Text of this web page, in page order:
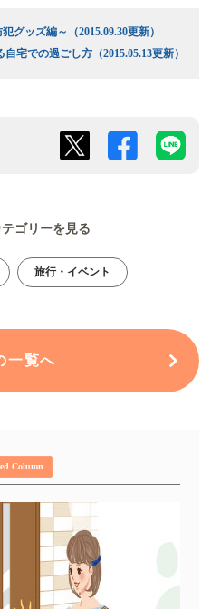
グッズ編～（2015.09.30更新）
宅での過ごし方（2015.05.13更新）
ゴリーを見る
旅行・イベント
一覧へ
Column